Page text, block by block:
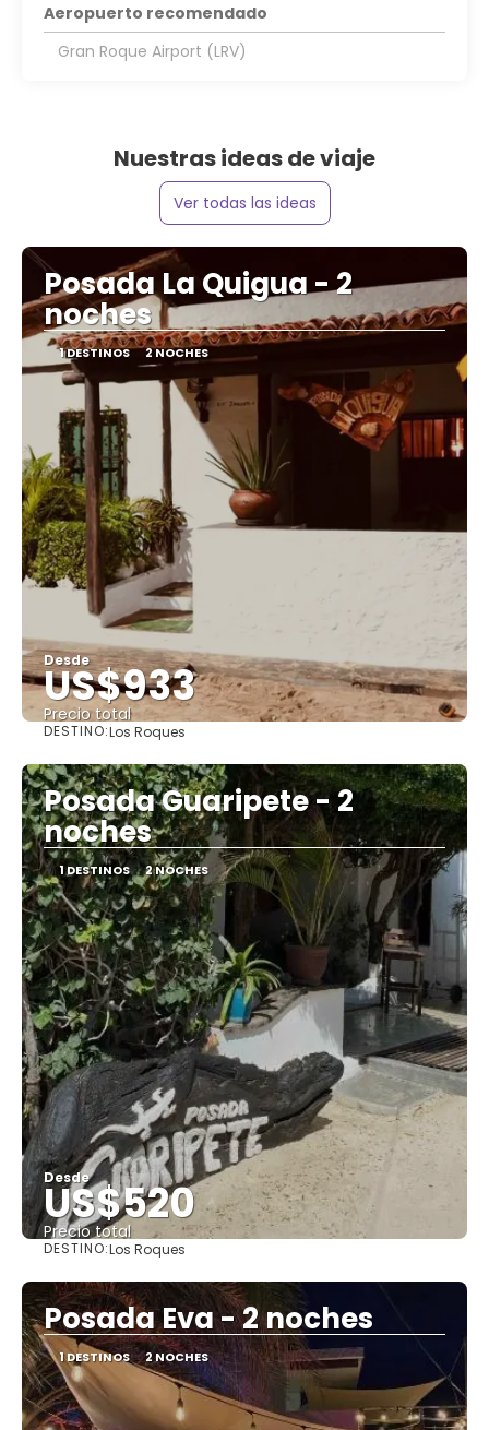
Aeropuerto recomendado
Gran Roque Airport (LRV)
Nuestras ideas de viaje
Ver todas las ideas
Posada La Quigua - 2
noches
1 DESTINOS 2 NOCHES
Desde
US$933
Precio total
DESTINO:Los Roques
Posada Guaripete - 2
noches
1 DESTINOS 2 NOCHES
Desde
US$520
Precio total
DESTINO:Los Roques
Posada Eva - 2 noches
1 DESTINOS 2 NOCHES